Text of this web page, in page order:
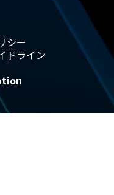
シー
ドライン